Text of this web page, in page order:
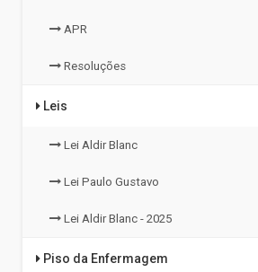
APR
Resoluções
Leis
Lei Aldir Blanc
Lei Paulo Gustavo
Lei Aldir Blanc - 2025
Piso da Enfermagem